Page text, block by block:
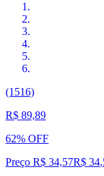
(1516)
R$ 89,89
62% OFF
Preço R$ 34,57R$ 34,